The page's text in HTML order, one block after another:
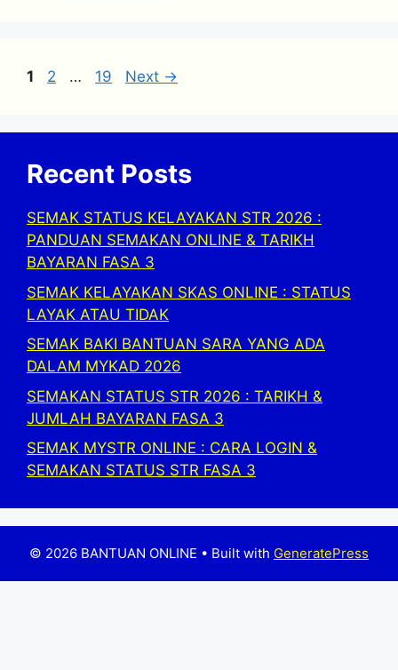
Page
1 Page
2 … Page
19 Next →
Recent Posts
SEMAK STATUS KELAYAKAN STR 2026 :
PANDUAN SEMAKAN ONLINE & TARIKH
BAYARAN FASA 3
SEMAK KELAYAKAN SKAS ONLINE : STATUS
LAYAK ATAU TIDAK
SEMAK BAKI BANTUAN SARA YANG ADA
DALAM MYKAD 2026
SEMAKAN STATUS STR 2026 : TARIKH &
JUMLAH BAYARAN FASA 3
SEMAK MYSTR ONLINE : CARA LOGIN &
SEMAKAN STATUS STR FASA 3
© 2026 BANTUAN ONLINE • Built with GeneratePress